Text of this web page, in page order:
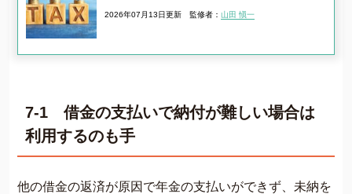
2026年07月13日更新 監修者： 山田 愼一
7-1 借金の支払いで納付が難しい場合は
利用するのも手
他の借金の返済が原因で年金の支払いができず、未納を